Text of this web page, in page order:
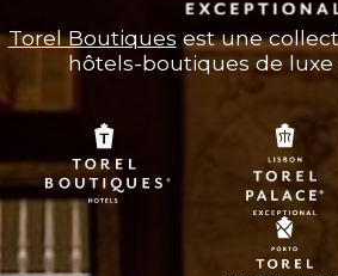
Torel Boutiques est une
hôtels-boutiques de luxe